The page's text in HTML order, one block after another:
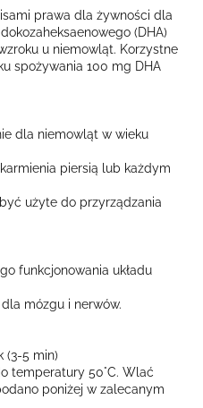
prawa dla żywności dla
(DHA)
u niemowląt. Korzystne
spożywania 100 mg DHA
dla niemowląt w wieku
piersią lub każdym
użyte do przyrządzania
funkcjonowania układu
mózgu i nerwów.
(3-5 min)
temperatury 50°C. Wlać
poniżej w zalecanym